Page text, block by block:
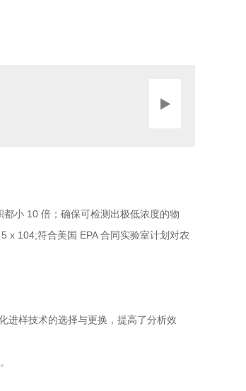
小 10 倍；确保可检测出极低浓度的物
x 104;符合美国 EPA 合同实验室计划对农
进样技术的选择与更换，提高了分析效